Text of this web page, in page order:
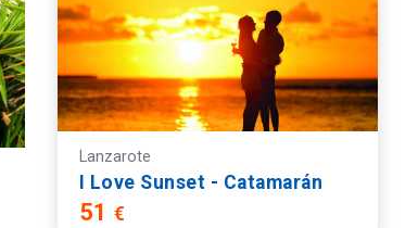
Mirador del Río
Lanzarote
I Love Sunset - Catamarán
51€